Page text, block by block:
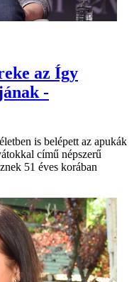
az Így
-
is belépett az apukák
című népszerű
51 éves korában